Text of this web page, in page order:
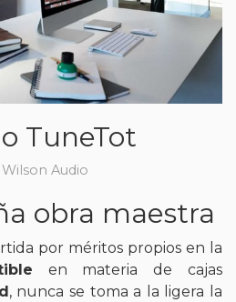
TuneTot
Tags
Wilson Audio
obra maestra
por méritos propios en la
en materia de cajas
, nunca se toma a la ligera la